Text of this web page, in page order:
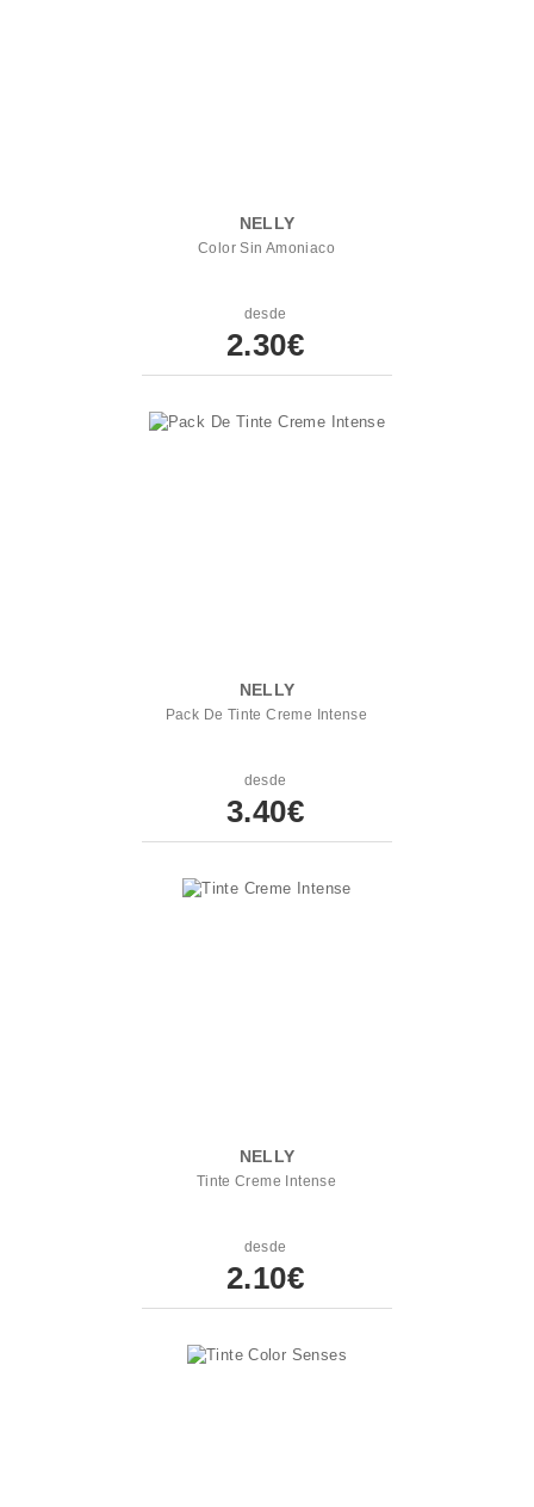
NELLY
Color Sin Amoniaco
desde
2.30€
NELLY
Pack De Tinte Creme Intense
desde
3.40€
NELLY
Tinte Creme Intense
desde
2.10€